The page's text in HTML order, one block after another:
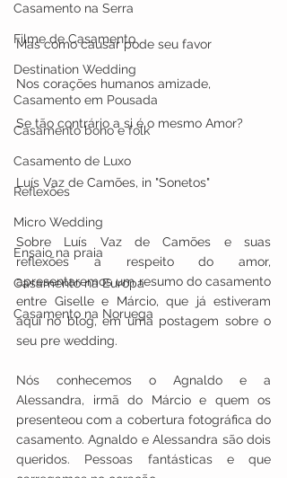
Casamento na Serra
Filme de Casamento
Destination Wedding
Casamento em Pousada
Casamento boho e folk
Casamento de Luxo
Reflexões
Micro Wedding
Ensaio na praia
Casamento na Europa
Casamento na Noruega
Mas como causar pode seu favor
Nos corações humanos amizade,
Se tão contrário a si é o mesmo Amor?
Luís Vaz de Camões, in "Sonetos"
Sobre Luís Vaz de Camões e suas
reflexões a respeito do amor,
apresentaremos um resumo do casamento
entre Giselle e Márcio, que já estiveram
aqui no blog, em uma postagem sobre o
seu pre wedding.
Nós conhecemos o Agnaldo e a
Alessandra, irmã do Márcio e quem os
presenteou com a cobertura fotográfica do
casamento. Agnaldo e Alessandra são dois
queridos. Pessoas fantásticas e que